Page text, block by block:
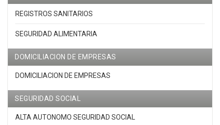
REGISTROS SANITARIOS
SEGURIDAD ALIMENTARIA
DOMICILIACION DE EMPRESAS
DOMICILIACION DE EMPRESAS
SEGURIDAD SOCIAL
ALTA AUTONOMO SEGURIDAD SOCIAL